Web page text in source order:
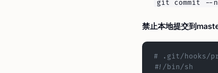
git commit --
禁止本地提交到
# .git/hooks/
#!/bin/sh